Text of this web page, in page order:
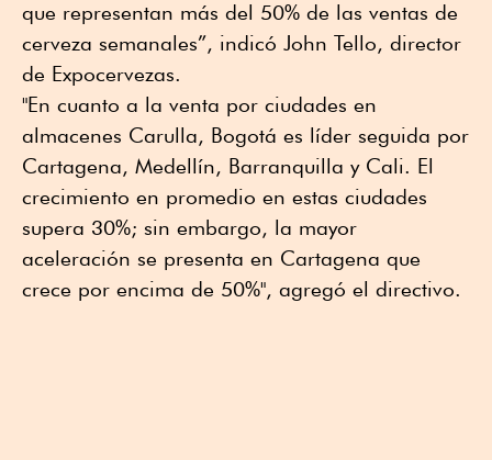
que representan más del 50% de las ventas de
cerveza semanales”, indicó John Tello, director
de Expocervezas.
"En cuanto a la venta por ciudades en
almacenes Carulla, Bogotá es líder seguida por
Cartagena, Medellín, Barranquilla y Cali. El
crecimiento en promedio en estas ciudades
supera 30%; sin embargo, la mayor
aceleración se presenta en Cartagena que
crece por encima de 50%", agregó el directivo.